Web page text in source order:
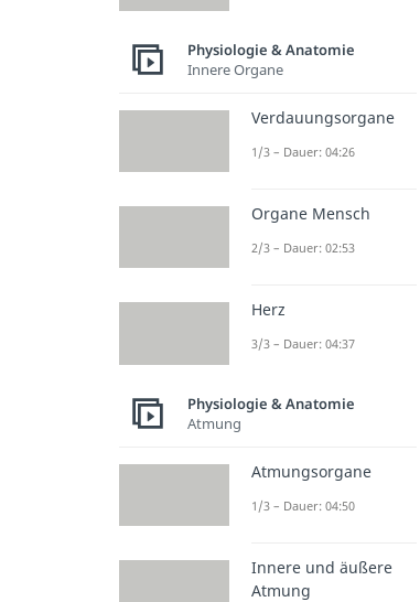
Physiologie & Anatomie
Innere Organe
Verdauungsorgane
1/3 – Dauer: 04:26
Organe Mensch
2/3 – Dauer: 02:53
Herz
3/3 – Dauer: 04:37
Physiologie & Anatomie
Atmung
Atmungsorgane
1/3 – Dauer: 04:50
Innere und äußere
Atmung